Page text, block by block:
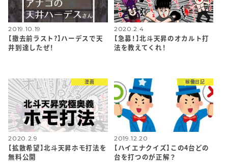
2019.10.19
【撤去前ラスト?】ハーデスで天
井到達したぜ！
2020.2.4
【急募！】北斗天昇のオカルト打
法を教えてくれ！
漫画
2020.2.9
【拡散希望】北斗天昇ホモ打法を
無料公開
稼働日記
2019.12.20
【ハイエナクイズ】この4台どの
台を打つのが正解？